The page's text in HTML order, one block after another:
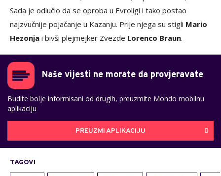
Sada je odlučio da se oproba u Evroligi i tako postao
najzvučnije pojačanje u Kazanju. Prije njega su stigli Mario
Hezonja i bivši plejmejker Zvezde Lorenco Braun.
Naše vijesti ne morate da provjeravate
Budite bolje informisani od drugih, preuzmite Mondo mobilnu
aplikaciju
PREUZMI APLIKACIJU
TAGOVI